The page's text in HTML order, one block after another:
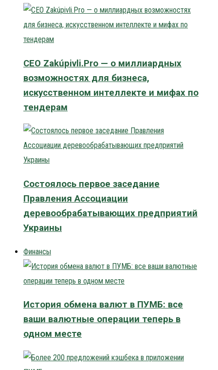
CEO Zakúpivli.Pro — о миллиардных
возможностях для бизнеса,
искусственном интеллекте и мифах по
тендерам
Состоялось первое заседание
Правления Ассоциации
деревообрабатывающих предприятий
Украины
Финансы
История обмена валют в ПУМБ: все
ваши валютные операции теперь в
одном месте